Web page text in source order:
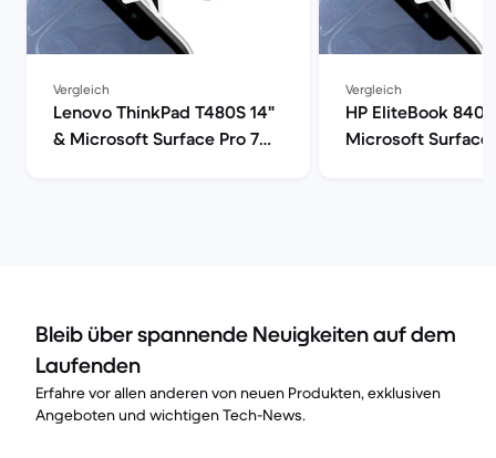
Vergleich
Lenovo ThinkPad T480S 14"
& Microsoft Surface Pro 7
Vergleich
HP EliteBook 840
Microsoft Surface
Bleib über spannende Neuigkeiten auf dem
Laufenden
Erfahre vor allen anderen von neuen Produkten, exklusiven
Angeboten und wichtigen Tech-News.